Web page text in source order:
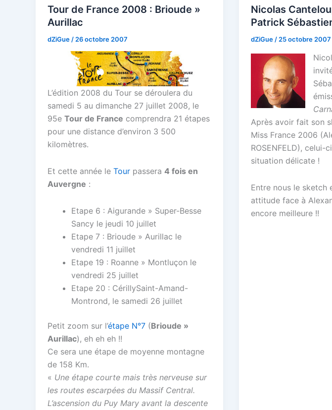
Tour de France 2008 : Brioude »
Aurillac
dZiGue / 26 octobre 2007
L’édition 2008 du Tour se déroulera du
samedi 5 au dimanche 27 juillet 2008, le
95e Tour de France comprendra 21 étapes
pour une distance d’environ 3 500
kilomètres.
Et cette année le Tour passera 4 fois en
Auvergne :
Etape 6 : Aigurande » Super-Besse
Sancy le jeudi 10 juillet
Etape 7 : Brioude » Aurillac le
vendredi 11 juillet
Etape 19 : Roanne » Montluçon le
vendredi 25 juillet
Etape 20 : CérillySaint-Amand-
Montrond, le samedi 26 juillet
Petit zoom sur l’étape N°7 (Brioude »
Aurillac), eh eh eh !!
Ce sera une étape de moyenne montagne
de 158 Km.
« Une étape courte mais très nerveuse sur
les routes escarpées du Massif Central.
L’ascension du Puy Mary avant la descente
Nicolas
Patrick
dZiGue / 25 octobre 2007
Après avoir fait son
Miss France 2006
ROSENFELD), celui-
situation délicate !
Entre nous le
attitude face à
encore meilleure !!